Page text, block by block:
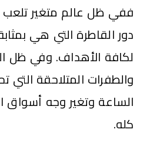
ففي ظل عالم متغير تلعب
دور القاطرة التي هي
لكافة الأهداف. وفي ظل
والطفرات المتلاحقة التي
الساعة وتغير وجه أسواق
كله.